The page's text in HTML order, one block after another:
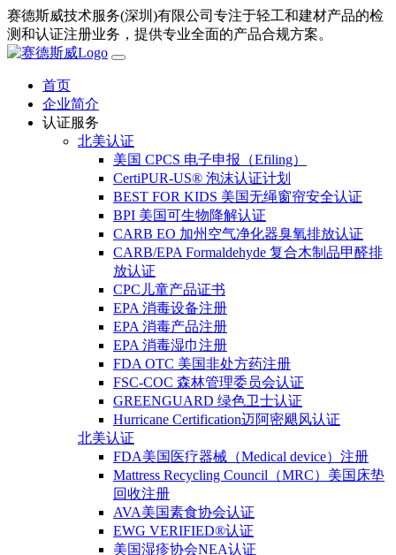
赛德斯威技术服务(深圳)有限公司专注于轻工和建材产品的检
测和认证注册业务，提供专业全面的产品合规方案。
首页
企业简介
认证服务
北美认证
美国 CPCS 电子申报（Efiling）
CertiPUR-US® 泡沫认证计划
BEST FOR KIDS 美国无绳窗帘安全认证
BPI 美国可生物降解认证
CARB EO 加州空气净化器臭氧排放认证
CARB/EPA Formaldehyde 复合木制品甲醛排
放认证
CPC儿童产品证书
EPA 消毒设备注册
EPA 消毒产品注册
EPA 消毒湿巾注册
FDA OTC 美国非处方药注册
FSC-COC 森林管理委员会认证
GREENGUARD 绿色卫士认证
Hurricane Certification迈阿密飓风认证
北美认证
FDA美国医疗器械（Medical device）注册
Mattress Recycling Council（MRC）美国床垫
回收注册
AVA美国素食协会认证
EWG VERIFIED®认证
美国湿疹协会NEA认证